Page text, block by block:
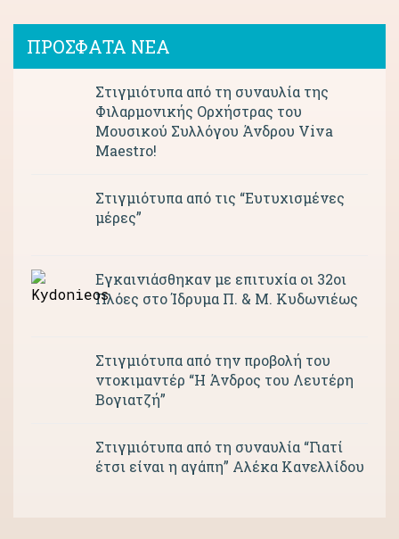
ΠΡΟΣΦΑΤΑ ΝΕΑ
Στιγμιότυπα από τη συναυλία της
Φιλαρμονικής Ορχήστρας του
Μουσικού Συλλόγου Άνδρου Viva
Maestro!
Στιγμιότυπα από τις “Ευτυχισμένες
μέρες”
Εγκαινιάσθηκαν με επιτυχία οι 32οι
Πλόες στο Ίδρυμα Π. & Μ. Κυδωνιέως
Στιγμιότυπα από την προβολή του
ντοκιμαντέρ “Η Άνδρος του Λευτέρη
Βογιατζή”
Στιγμιότυπα από τη συναυλία “Γιατί
έτσι είναι η αγάπη” Αλέκα Κανελλίδου